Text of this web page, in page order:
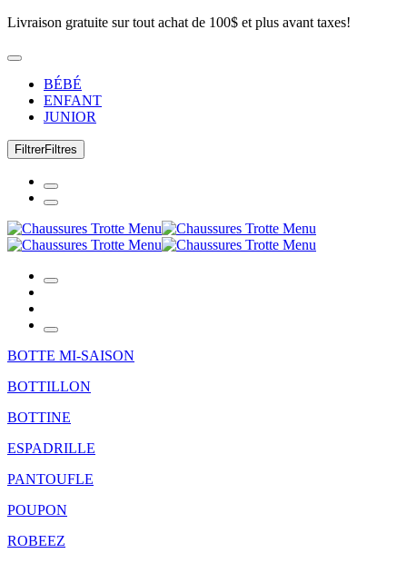
Livraison gratuite sur tout achat de 100$ et plus avant taxes!
BÉBÉ
ENFANT
JUNIOR
FiltrerFiltres
BOTTE MI-SAISON
BOTTILLON
BOTTINE
ESPADRILLE
PANTOUFLE
POUPON
ROBEEZ